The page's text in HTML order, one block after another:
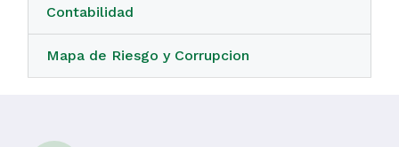
Contabilidad
Mapa de Riesgo y Corrupcion